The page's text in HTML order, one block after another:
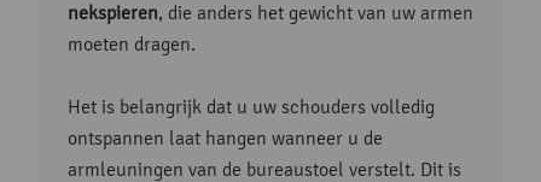
nekspieren, die anders het gewicht van uw armen
moeten dragen.
Het is belangrijk dat u uw schouders volledig
ontspannen laat hangen wanneer u de
armleuningen van de bureaustoel verstelt. Dit is